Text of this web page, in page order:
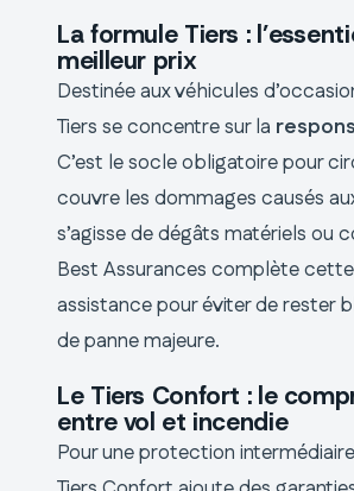
La formule Tiers :
meilleur prix
Destinée aux véhicules
Tiers se concentre sur la
C’est le socle obligatoire pour
couvre les dommages causés
s’agisse de dégâts matériels ou
Best Assurances complète
assistance pour éviter de rester
de panne majeure.
Le Tiers Confort : le
entre vol et incendie
Pour une protection